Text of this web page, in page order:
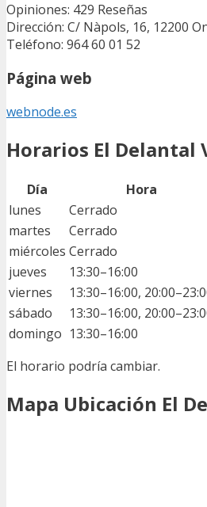
Opiniones: 429 Reseñas
Dirección: C/ Nàpols, 16, 12200
Teléfono: 964 60 01 52
Página web
webnode.es
Horarios El Delantal
Día
Hora
lunes
Cerrado
martes
Cerrado
miércoles Cerrado
jueves
13:30–16:00
viernes
13:30–16:00,
sábado
13:30–16:00,
domingo 13:30–16:00
El horario podría cambiar.
Mapa Ubicación El